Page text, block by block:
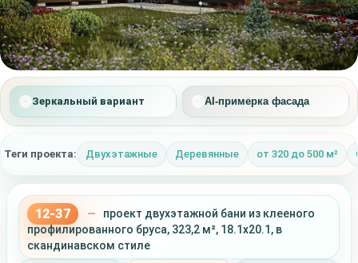
Зеркальный вариант AI-примерка фасада
Теги проекта: Двухэтажные Деревянные от 320 до 500 м²
12-37 —
проект двухэтажной бани из клееного
профилированного бруса, 323,2 м², 18.1x20.1, в
скандинавском стиле